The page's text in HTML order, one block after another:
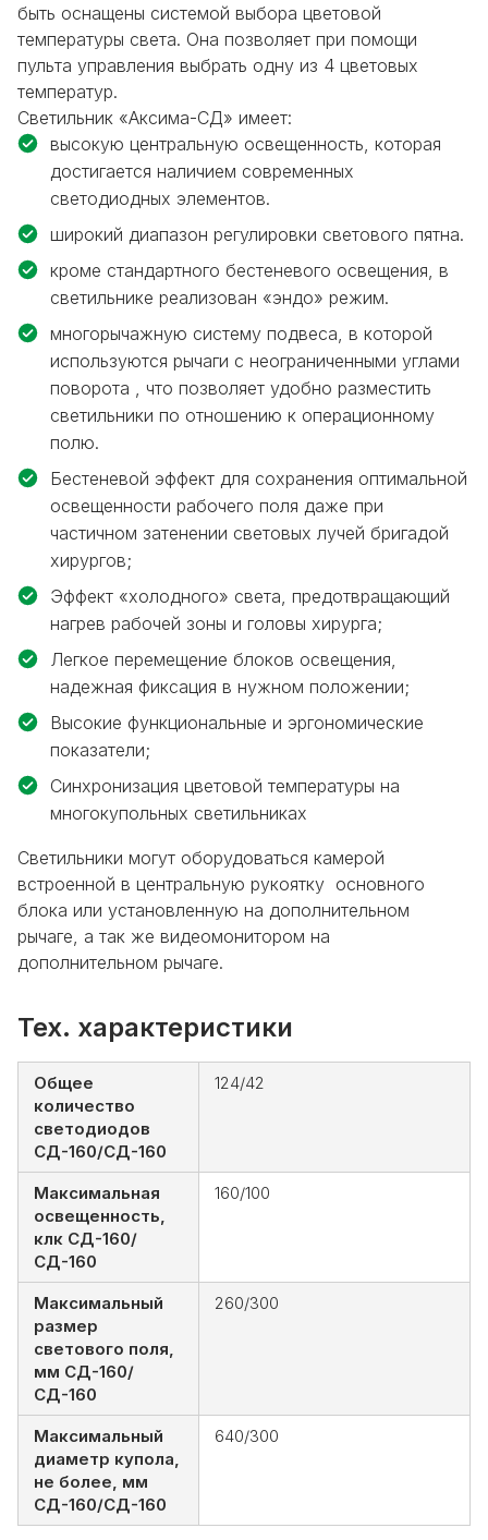
быть оснащены системой выбора цветовой
температуры света. Она позволяет при помощи
пульта управления выбрать одну из 4 цветовых
температур.
Светильник «Аксима-СД» имеет:
высокую центральную освещенность, которая
достигается наличием современных
светодиодных элементов.
широкий диапазон регулировки светового пятна.
кроме стандартного бестеневого освещения, в
светильнике реализован «эндо» режим.
многорычажную систему подвеса, в которой
используются рычаги с неограниченными углами
поворота , что позволяет удобно разместить
светильники по отношению к операционному
полю.
Бестеневой эффект для сохранения оптимальной
освещенности рабочего поля даже при
частичном затенении световых лучей бригадой
хирургов;
Эффект «холодного» света, предотвращающий
нагрев рабочей зоны и головы хирурга;
Легкое перемещение блоков освещения,
надежная фиксация в нужном положении;
Высокие функциональные и эргономические
показатели;
Синхронизация цветовой температуры на
многокупольных светильниках
Светильники могут оборудоваться камерой
встроенной в центральную рукоятку основного
блока или установленную на дополнительном
рычаге, а так же видеомонитором на
дополнительном рычаге.
Тех. характеристики
Общее
количество
светодиодов
СД-160/СД-160
124/42
Максимальная
освещенность,
клк СД-160/
СД-160
160/100
Максимальный
размер
светового поля,
мм СД-160/
СД-160
260/300
Максимальный
диаметр купола,
не более, мм
СД-160/СД-160
640/300